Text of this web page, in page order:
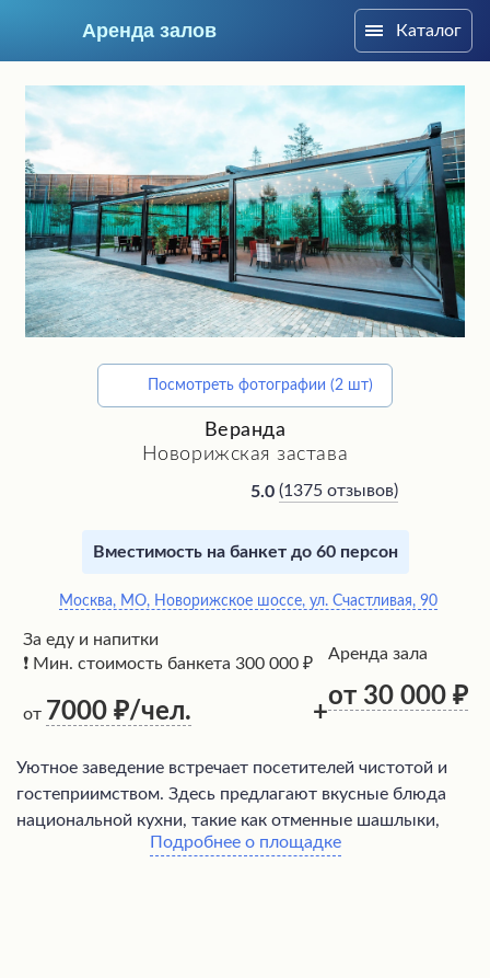
Аренда залов
Подберите мне зал
Каталог
Посмотреть фотографии (2 шт)
Веранда
Новорижская застава
5.0 (1375 отзывов)
Вместимость на банкет до 60 персон
Москва, МО, Новорижское шоссе, ул. Счастливая, 90
За еду и напитки
❗ Мин. стоимость банкета 300 000 ₽
от 7000 /чел. +
Аренда зала
от 30 000
Уютное заведение встречает посетителей чистотой и
гостеприимством. Здесь предлагают вкусные блюда
национальной кухни, такие как отменные шашлыки,
прекрасные салаты и закуски, ароматный хлеб и
Подробнее о площадке